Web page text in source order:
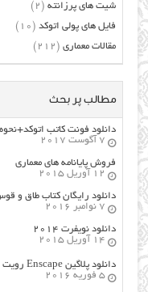
شیت های پرزانته (2)
فایل های پولی اتوکد (10)
مقالات معماری (212)
مطالب پر بحث
دانلود فونت کاتب
7 آگوست 2017
فروش پایانامه های معماری
12 آوریل 2015
دانلود رایگان کتاب طاق و
7 نوامبر 2016
دانلود نویفرت ۲۰۱۴
14 آوریل 2015
دانلود پلاگین Enscape رویت
5 فوریه 2016